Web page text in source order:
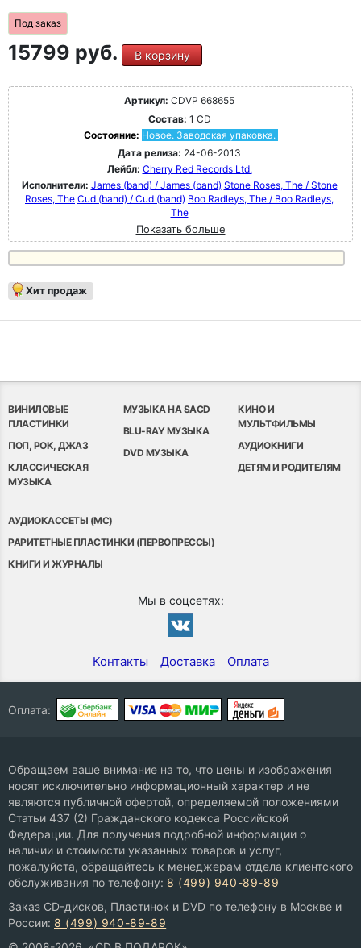
Под заказ
15799 руб. В корзину
Артикул: CDVP 668655
Состав: 1 CD
Состояние: Новое. Заводская упаковка.
Дата релиза: 24-06-2013
Лейбл: Cherry Red Records Ltd.
Исполнители: James (band) / James (band) Stone Roses, The / Stone
Roses, The Cud (band) / Cud (band) Boo Radleys, The / Boo Radleys,
The
Показать больше
Хит продаж
ВИНИЛОВЫЕ
ПЛАСТИНКИ
ПОП, РОК, ДЖАЗ
КЛАССИЧЕСКАЯ
МУЗЫКА
МУЗЫКА НА SACD
BLU-RAY МУЗЫКА
DVD МУЗЫКА
КИНО И
МУЛЬТФИЛЬМЫ
АУДИОКНИГИ
ДЕТЯМ И РОДИТЕЛЯМ
АУДИОКАССЕТЫ (MC)
РАРИТЕТНЫЕ ПЛАСТИНКИ (ПЕРВОПРЕССЫ)
КНИГИ И ЖУРНАЛЫ
Мы в соцсетях:
Контакты Доставка Оплата
Оплата:
Обращаем ваше внимание на то, что цены и изображения
носят исключительно информационный характер и не
являются публичной офертой, определяемой положениями
Статьи 437 (2) Гражданского кодекса Российской
Федерации. Для получения подробной информации о
наличии и стоимости указанных товаров и услуг,
пожалуйста, обращайтесь к менеджерам отдела клиентского
обслуживания по телефону: 8 (499) 940-89-89
Заказ CD-дисков, Пластинок и DVD по телефону в Москве и
России: 8 (499) 940-89-89